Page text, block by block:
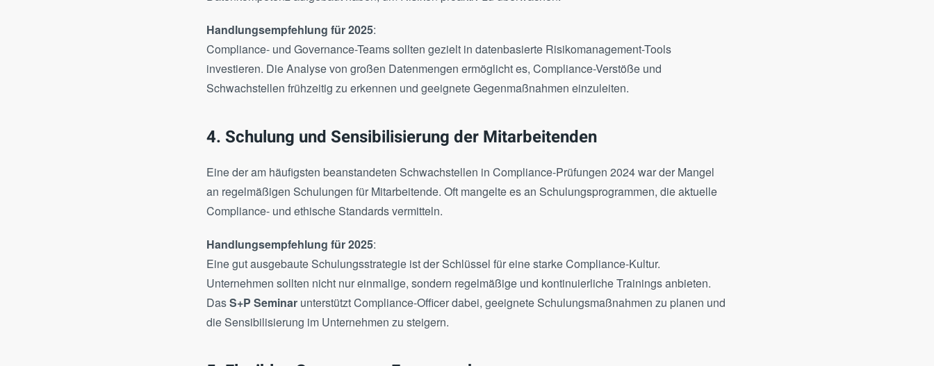
Handlungsempfehlung für 2025:
Compliance- und Governance-Teams sollten gezielt in datenbasierte Risikomanagement-Tools
investieren. Die Analyse von großen Datenmengen ermöglicht es, Compliance-Verstöße und
Schwachstellen frühzeitig zu erkennen und geeignete Gegenmaßnahmen einzuleiten.
4. Schulung und Sensibilisierung der Mitarbeitenden
Eine der am häufigsten beanstandeten Schwachstellen in Compliance-Prüfungen 2024 war der Mangel
an regelmäßigen Schulungen für Mitarbeitende. Oft mangelte es an Schulungsprogrammen, die aktuelle
Compliance- und ethische Standards vermitteln.
Handlungsempfehlung für 2025:
Eine gut ausgebaute Schulungsstrategie ist der Schlüssel für eine starke Compliance-Kultur.
Unternehmen sollten nicht nur einmalige, sondern regelmäßige und kontinuierliche Trainings anbieten.
Das S+P Seminar unterstützt Compliance-Officer dabei, geeignete Schulungsmaßnahmen zu planen und
die Sensibilisierung im Unternehmen zu steigern.